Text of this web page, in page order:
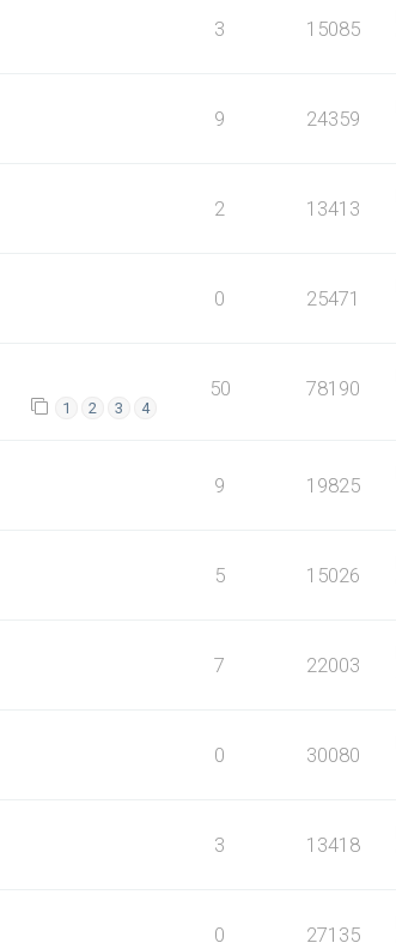
3 15085
9 24359
2 13413
0 25471
1 2 3 4
50 78190
9 19825
5 15026
7 22003
0 30080
3 13418
0 27135